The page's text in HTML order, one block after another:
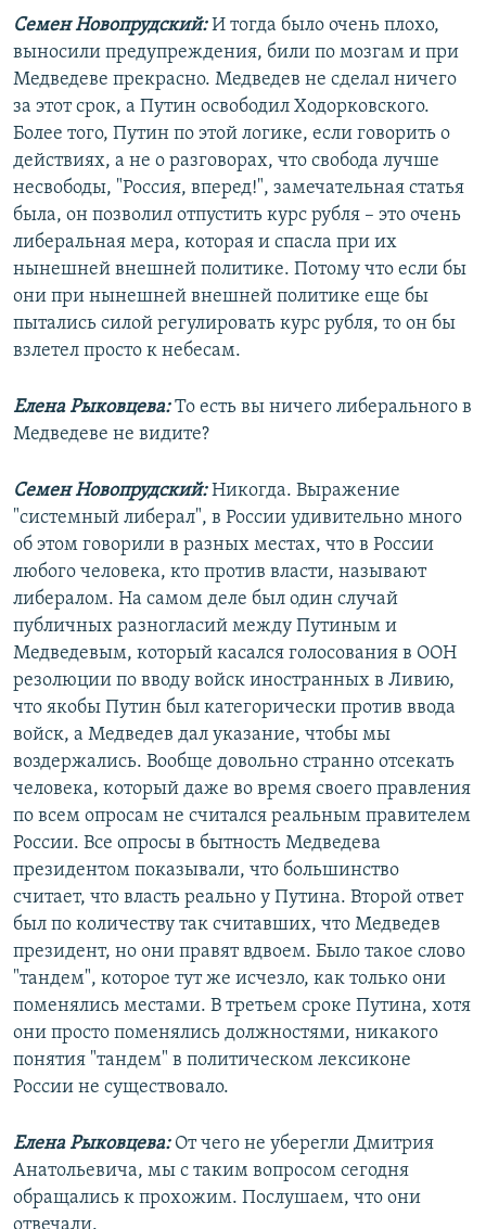
Семен Новопрудский:И тогда было очень плохо,
выносили предупреждения, били по мозгам и при
Медведеве прекрасно. Медведев не сделал ничего
за этот срок, а Путин освободил Ходорковского.
Более того, Путин по этой логике, если говорить о
действиях, а не о разговорах, что свобода лучше
несвободы, "Россия, вперед!", замечательная статья
была, он позволил отпустить курс рубля – это очень
либеральная мера, которая и спасла при их
нынешней внешней политике. Потому что если бы
они при нынешней внешней политике еще бы
пытались силой регулировать курс рубля, то он бы
взлетел просто к небесам.
Елена Рыковцева:То есть вы ничего либерального в
Медведеве не видите?
Семен Новопрудский:Никогда. Выражение
"системный либерал", в России удивительно много
об этом говорили в разных местах, что в России
любого человека, кто против власти, называют
либералом. На самом деле был один случай
публичных разногласий между Путиным и
Медведевым, который касался голосования в ООН
резолюции по вводу войск иностранных в Ливию,
что якобы Путин был категорически против ввода
войск, а Медведев дал указание, чтобы мы
воздержались. Вообще довольно странно отсекать
человека, который даже во время своего правления
по всем опросам не считался реальным правителем
России. Все опросы в бытность Медведева
президентом показывали, что большинство
считает, что власть реально у Путина. Второй ответ
был по количеству так считавших, что Медведев
президент, но они правят вдвоем. Было такое слово
"тандем", которое тут же исчезло, как только они
поменялись местами. В третьем сроке Путина, хотя
они просто поменялись должностями, никакого
понятия "тандем" в политическом лексиконе
России не существовало.
Елена Рыковцева:От чего не уберегли Дмитрия
Анатольевича, мы с таким вопросом сегодня
обращались к прохожим. Послушаем, что они